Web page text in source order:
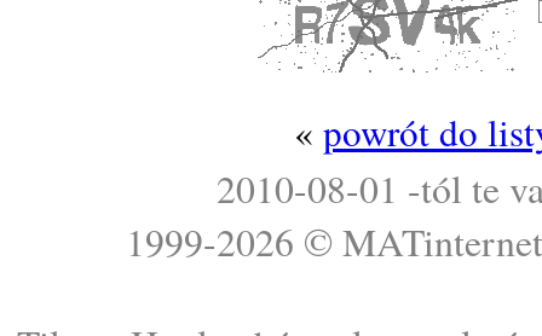
« powrót do
2010-08-01 -tól te
1999-2026 © MATinternet